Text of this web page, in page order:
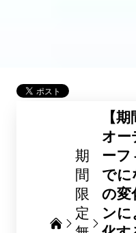
期
間
限
定
【
オー
ーフ
でに
の変
ン